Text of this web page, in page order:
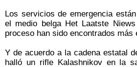
Los servicios de emergencia
el medio belga Het Laatste
proceso han sido encontrados más
Y de acuerdo a la cadena estatal
halló un rifle Kalashnikov en la